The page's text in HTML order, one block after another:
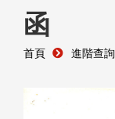
校史館簡介
藏品清單全覽
資料調閱申請
函
首頁 進階查詢